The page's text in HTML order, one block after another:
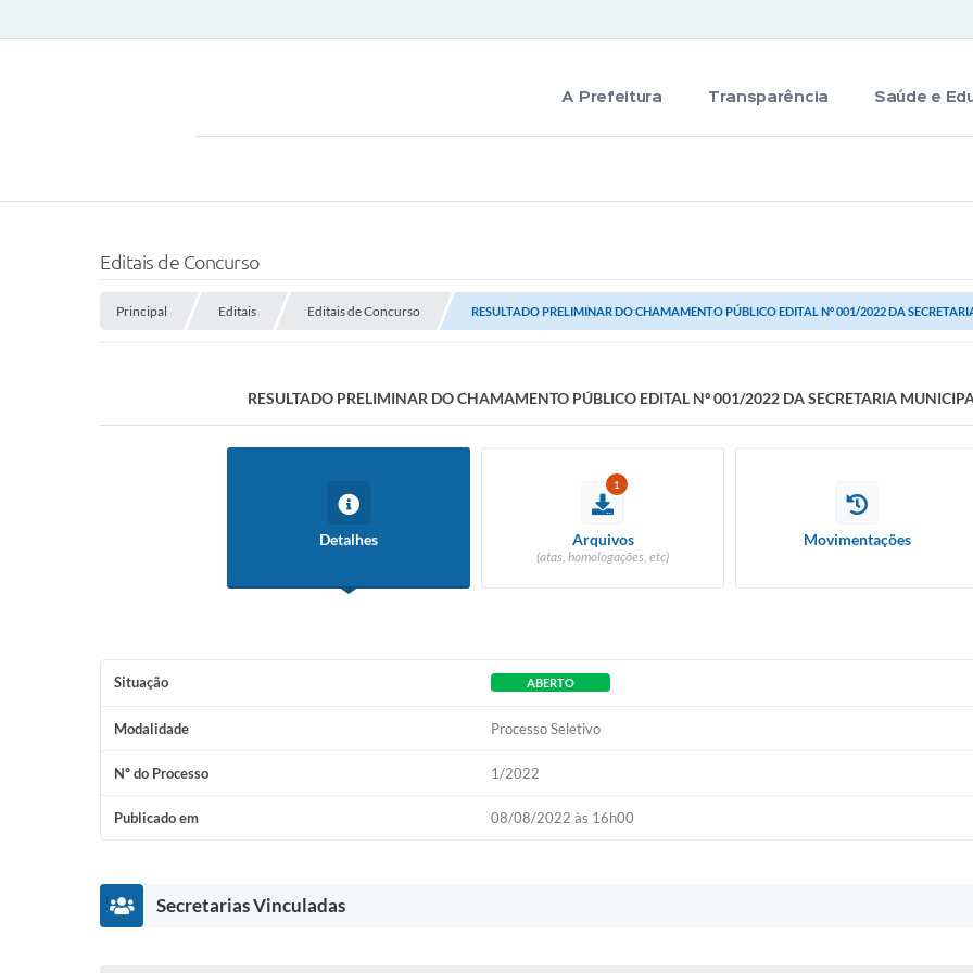
A Prefeitura Transparência Saúde e
Editais de Concurso
Principal Editais Editais de Concurso RESULTADO PRELIMINAR DO CHAMAMENTO PÚBLICO EDITAL Nº 001/2022 DA
RESULTADO PRELIMINAR DO CHAMAMENTO PÚBLICO EDITAL Nº 001/2022 DA SECRETARIA
Detalhes
1
Arquivos
(atas, homologações, etc)
Movimentações
Situação ABERTO
Modalidade Processo Seletivo
Nº do Processo 1/2022
Publicado em 08/08/2022 às 16h00
Secretarias Vinculadas